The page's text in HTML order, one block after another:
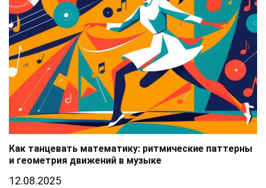
Как танцевать математику: ритмические паттерны
и геометрия движений в музыке
12.08.2025